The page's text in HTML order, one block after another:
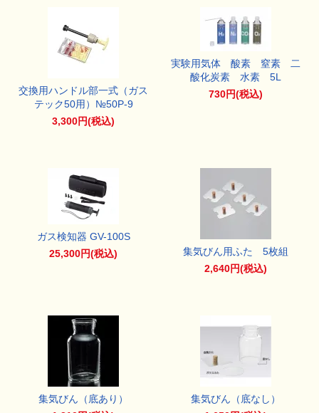
交換用ハンドル部一式（ガス
テック50用）№50P-9
3,300円(税込)
実験用気体 酸素 窒素 二
酸化炭素 水素 5L
730円(税込)
ガス検知器 GV-100S
25,300円(税込)
集気びん用ふた 5枚組
2,640円(税込)
集気びん（底あり）
集気びん（底なし）